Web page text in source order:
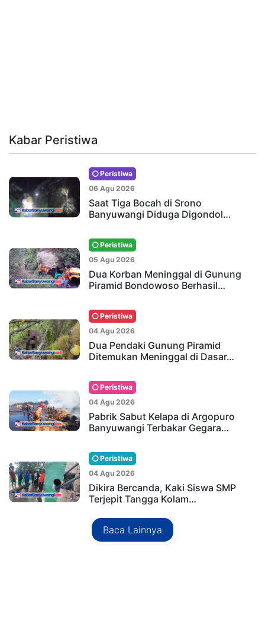
Kabar Peristiwa
Peristiwa
06 Agu 2026
Saat Tiga Bocah di Srono
Banyuwangi Diduga Digondol…
Peristiwa
05 Agu 2026
Dua Korban Meninggal di Gunung
Piramid Bondowoso Berhasil…
Peristiwa
04 Agu 2026
Dua Pendaki Gunung Piramid
Ditemukan Meninggal di Dasar…
Peristiwa
04 Agu 2026
Pabrik Sabut Kelapa di Argopuro
Banyuwangi Terbakar Gegara…
Peristiwa
04 Agu 2026
Dikira Bercanda, Kaki Siswa SMP
Terjepit Tangga Kolam…
Baca Lainnya